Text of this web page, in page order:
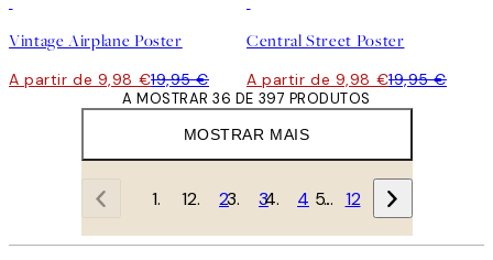
Vintage Airplane Poster
A partir de 9,98 €19,95 €
Central Street Poster
A partir de 9,98 €19,95 €
MOSTRAR MAIS
A MOSTRAR 36 DE 397 PRODUTOS
1 2 3 4 … 12